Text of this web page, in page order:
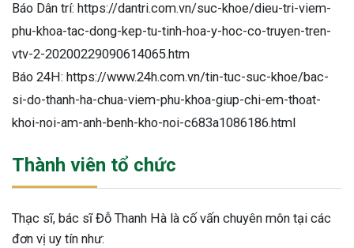
Báo Dân trí: https://dantri.com.vn/suc-khoe/dieu-tri-viem-
phu-khoa-tac-dong-kep-tu-tinh-hoa-y-hoc-co-truyen-tren-
vtv-2-20200229090614065.htm
Báo 24H: https://www.24h.com.vn/tin-tuc-suc-khoe/bac-
si-do-thanh-ha-chua-viem-phu-khoa-giup-chi-em-thoat-
khoi-noi-am-anh-benh-kho-noi-c683a1086186.html
Thành viên tổ chức
Thạc sĩ, bác sĩ Đỗ Thanh Hà là cố vấn chuyên môn tại các
đơn vị uy tín như: